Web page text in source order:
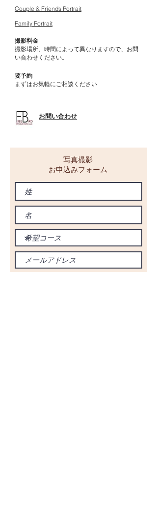
Couple & Friends Portrait
Family Portrait
撮影料金
撮影場所、時間によって異なりますので、お問
い合わせください。
要予約
まずはお気軽にご相談ください
​お問い合わせ
写真撮影
お申込みフォーム